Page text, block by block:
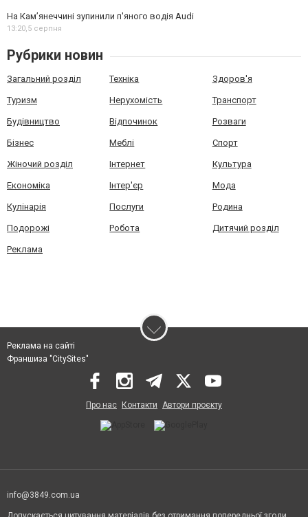
На Камʼянеччині зупинили п'яного водія Audi
13:20,5 серпня
Рубрики новин
Загальний розділ Техніка Здоров'я
Туризм Нерухомість Транспорт
Будівництво Відпочинок Розваги
Бізнес Меблі Спорт
Жіночий розділ Інтернет Культура
Економіка Інтер'єр Мода
Кулінарія Послуги Родина
Подорожі Робота Дитячий розділ
Реклама
Реклама на сайті
Франшиза "CitySites"
Про нас Контакти Автори проєкту
info@3849.com.ua